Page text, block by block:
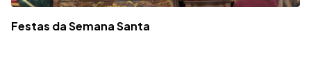
Festas da Semana Santa